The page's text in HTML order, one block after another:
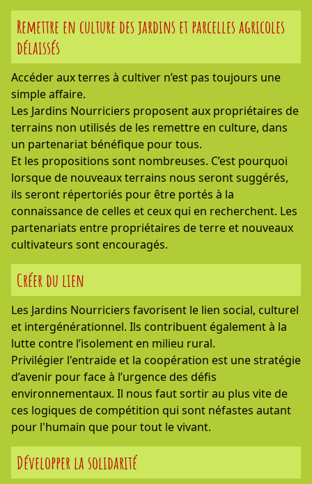
Remettre en culture des jardins et parcelles agricoles
délaissés
Accéder aux terres à cultiver n’est pas toujours une
simple affaire.
Les Jardins Nourriciers proposent aux propriétaires de
terrains non utilisés de les remettre en culture, dans
un partenariat bénéfique pour tous.
Et les propositions sont nombreuses. C’est pourquoi
lorsque de nouveaux terrains nous seront suggérés,
ils seront répertoriés pour être portés à la
connaissance de celles et ceux qui en recherchent. Les
partenariats entre propriétaires de terre et nouveaux
cultivateurs sont encouragés.
Créer du lien
Les Jardins Nourriciers favorisent le lien social, culturel
et intergénérationnel. Ils contribuent également à la
lutte contre l’isolement en milieu rural.
Privilégier l'entraide et la coopération est une stratégie
d’avenir pour face à l’urgence des défis
environnementaux. Il nous faut sortir au plus vite de
ces logiques de compétition qui sont néfastes autant
pour l'humain que pour tout le vivant.
Développer la solidarité